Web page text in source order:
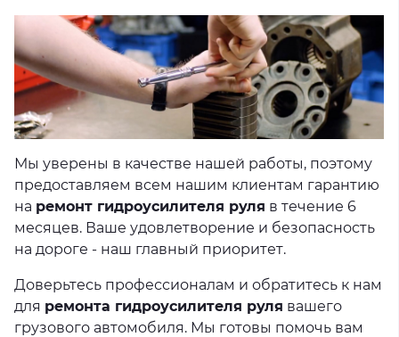
Мы уверены в качестве нашей работы, поэтому
предоставляем всем нашим клиентам гарантию
на ремонт гидроусилителя руля в течение 6
месяцев. Ваше удовлетворение и безопасность
на дороге - наш главный приоритет.
Доверьтесь профессионалам и обратитесь к нам
для ремонта гидроусилителя руля вашего
грузового автомобиля. Мы готовы помочь вам